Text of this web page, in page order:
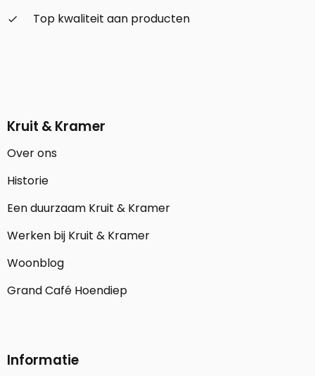
check_small
Top kwaliteit aan producten
Kruit & Kramer
Over ons
Historie
Een duurzaam Kruit & Kramer
Werken bij Kruit & Kramer
Woonblog
Grand Café Hoendiep
Informatie